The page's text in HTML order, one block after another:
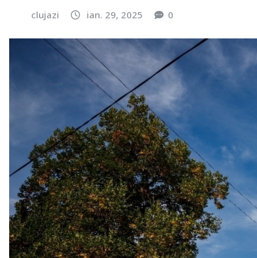
clujazi ian. 29, 2025 0